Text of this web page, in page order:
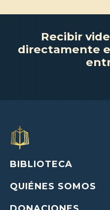
Recibir
directamente
BIBLIOTECA
QUIÉNES SOMOS